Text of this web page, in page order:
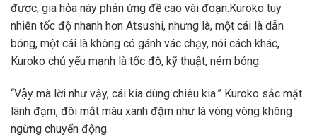
được, gia hỏa này phản ứng đề cao vài đoạn.Kuroko tuy
nhiên tốc độ nhanh hơn Atsushi, nhưng là, một cái là dẫn
bóng, một cái là không có gánh vác chạy, nói cách khác,
Kuroko chủ yếu mạnh là tốc độ, kỹ thuật, ném bóng.
“Vậy mà lời như vậy, cái kia dùng chiêu kia.” Kuroko sắc mặt
lãnh đạm, đôi mắt màu xanh đậm như là vòng vòng không
ngừng chuyển động.